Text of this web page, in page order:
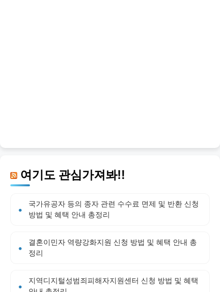
여기도 관심가져봐!!
국가유공자 등의 종자 관련 수수료 면제 및 반환 신청
방법 및 혜택 안내 총정리
결혼이민자 역량강화지원 신청 방법 및 혜택 안내 총
정리
지역디지털성범죄피해자지원센터 신청 방법 및 혜택